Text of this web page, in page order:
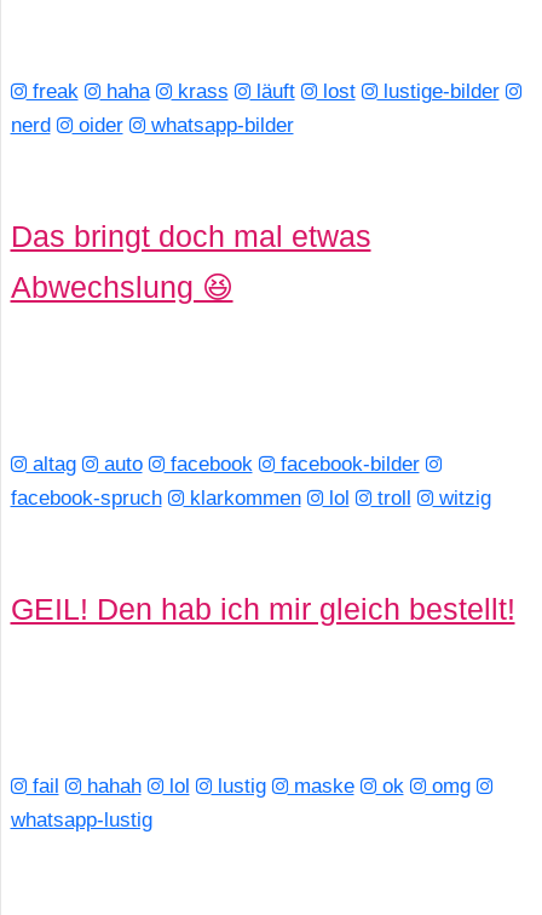
freak haha krass läuft lost
lustige-bilder
nerd
oider whatsapp-bilder
Das bringt doch mal etwas
Abwechslung 😆
altag auto facebook
facebook-bilder
facebook-spruch
klarkommen lol troll witzig
GEIL! Den hab ich mir gleich bestellt!
fail hahah lol lustig maske ok
omg
whatsapp-lustig